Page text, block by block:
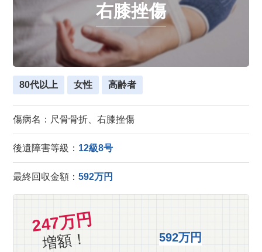
右膝挫傷
80代以上 女性 高齢者
傷病名：尺骨骨折、右膝挫傷
後遺障害等級： 12級8号
最終回収金額：592万円
247万円
増額！ 592万円